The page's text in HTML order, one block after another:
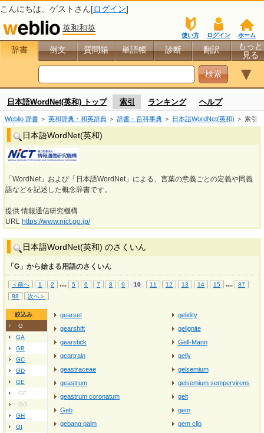
こんにちは、 ゲスト さん[ログイン]
英和和英
ホーム
ログイン
使い方
辞書 例文 質問箱 単語帳 診断 翻訳
もっと
見る
▼
日本語WordNet(英和) トップ 索引 ランキング ヘルプ
Weblio 辞書 ＞ 英和辞典・和英辞典 ＞ 辞書・百科事典 ＞ 日本語WordNet(英和) ＞ 索引
日本語WordNet(英和)
「WordNet」および「日本語WordNet」による、言葉の意義ごとの定義や同義
語などを記述した概念辞書です。
提供 情報通信研究機構
URL https://www.nict.go.jp/
日本語WordNet(英和) のさくいん
「G」から始まる用語のさくいん
＜前へ 1 2 .... 5 6 7 8 9 10 11 12 13 14 15 ....
87
88
次へ＞
絞込み
G
GA
GB
GC
GD
GE
GF
GG
GH
GI
gearset
gearshift
gearstick
geartrain
geastraceae
geastrum
geastrum coronatum
Geb
gebang palm
gelidity
gelignite
Gell-Mann
gelly
gelsemium
gelsemium sempervirens
gelt
gem
gem clip